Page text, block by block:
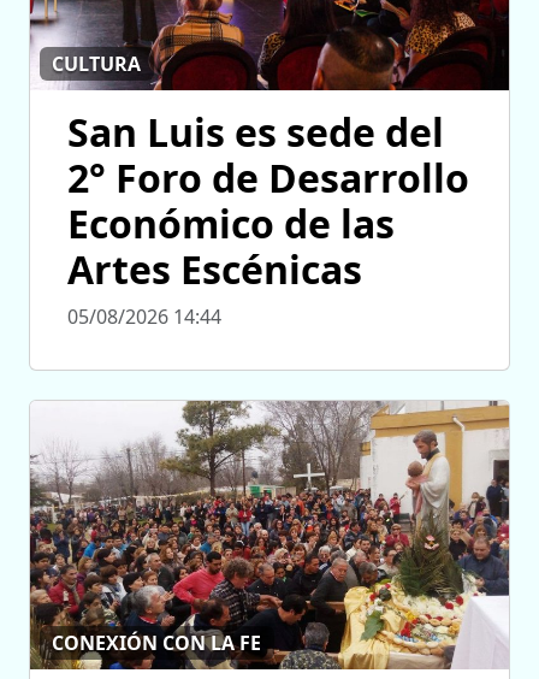
CULTURA
San Luis es sede del
2° Foro de Desarrollo
Económico de las
Artes Escénicas
05/08/2026 14:44
CONEXIÓN CON LA FE